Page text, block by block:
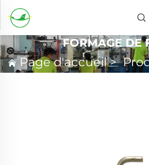
FORMAGE DE
Page d'accueil>